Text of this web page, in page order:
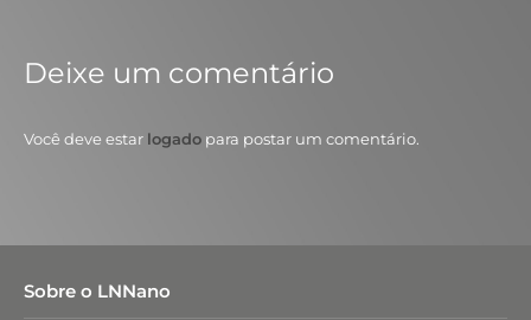
Deixe um comentário
Você deve estar logado para postar um comentário.
Sobre o LNNano